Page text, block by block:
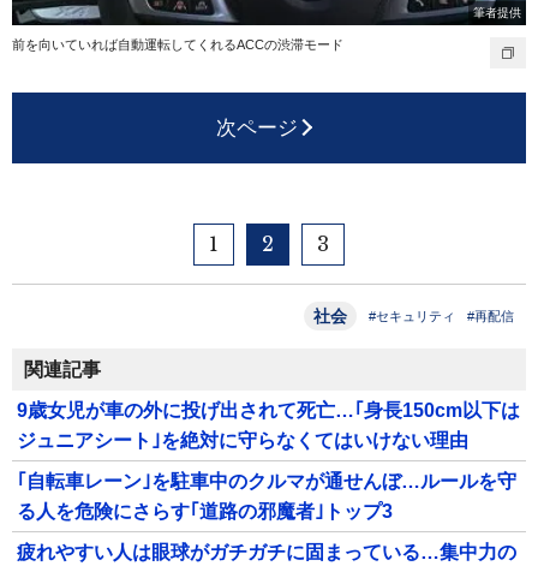
筆者提供
前を向いていれば自動運転してくれるACCの渋滞モード
次ページ
1 2 3
社会 #セキュリティ #再配信
関連記事
9歳女児が車の外に投げ出されて死亡…｢身長150cm以下は
ジュニアシート｣を絶対に守らなくてはいけない理由
｢自転車レーン｣を駐車中のクルマが通せんぼ…ルールを守
る人を危険にさらす｢道路の邪魔者｣トップ3
疲れやすい人は眼球がガチガチに固まっている…集中力の